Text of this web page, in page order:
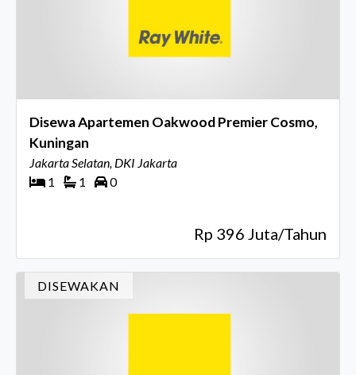
Disewa Apartemen Oakwood Premier Cosmo,
Kuningan
Jakarta Selatan, DKI Jakarta
1
1 0
Rp 396 Juta/Tahun
DISEWAKAN